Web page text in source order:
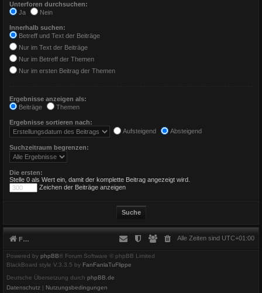
Unterforen durchsuchen:
Ja
Nein
Innerhalb suchen:
Betreff und Text der Beiträge
Nur im Text der Beiträge
Nur im Betreff der Themen
Nur im ersten Beitrag der Themen
Ergebnisse anzeigen als:
Beiträge
Themen
Ergebnisse sortieren nach:
Aufsteigend
Absteigend
Suchzeitraum begrenzen:
Die ersten:
Stelle 0 als Wert ein, damit der komplette Beitrag angezeigt wird.
Zeichen der Beiträge anzeigen
Foren-Übersicht Alle Zeiten sind UTC+01:00
Powered by phpBB® Forum Software © phpBB Limited
BlackBoard style V.3.3.5 by FanFanlaTuFlippe
Deutsche Übersetzung durch phpBB.de
Datenschutz | Nutzungsbedingungen